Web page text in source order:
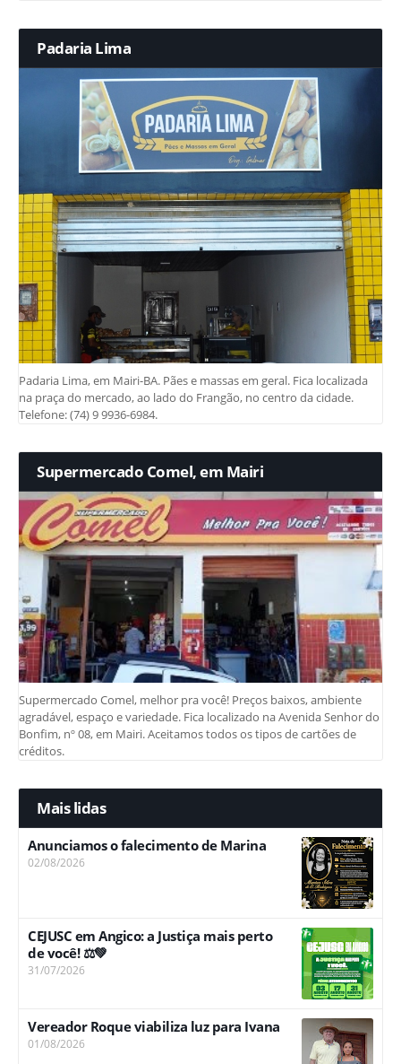
Padaria Lima
Padaria Lima, em Mairi-BA. Pães e massas em geral. Fica localizada
na praça do mercado, ao lado do Frangão, no centro da cidade.
Telefone: (74) 9 9936-6984.
Supermercado Comel, em Mairi
Supermercado Comel, melhor pra você! Preços baixos, ambiente
agradável, espaço e variedade. Fica localizado na Avenida Senhor do
Bonfim, nº 08, em Mairi. Aceitamos todos os tipos de cartões de
créditos.
Mais lidas
Anunciamos o falecimento de Marina
02/08/2026
CEJUSC em Angico: a Justiça mais perto
de você! ⚖️💚
31/07/2026
Vereador Roque viabiliza luz para Ivana
01/08/2026